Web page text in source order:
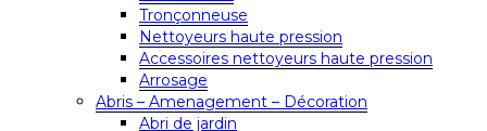
Tronçonneuse
Nettoyeurs haute pression
Accessoires nettoyeurs haute pression
Arrosage
Abris – Amenagement – Décoration
Abri de jardin